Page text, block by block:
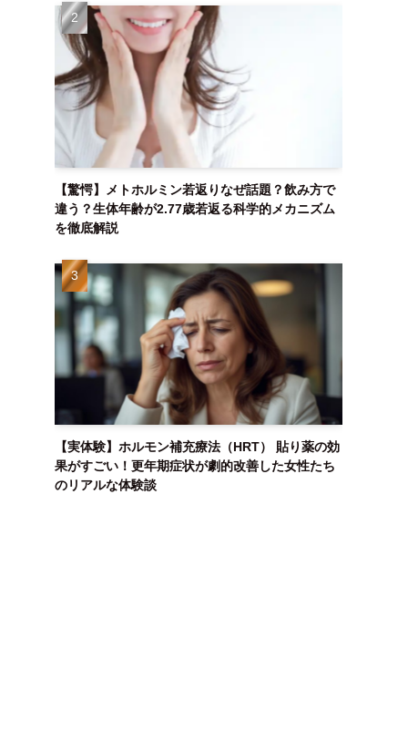
【驚愕】メトホルミン若返りなぜ話題？飲み方で
違う？生体年齢が2.77歳若返る科学的メカニズム
を徹底解説
【実体験】ホルモン補充療法（HRT） 貼り薬の効
果がすごい！更年期症状が劇的改善した女性たち
のリアルな体験談